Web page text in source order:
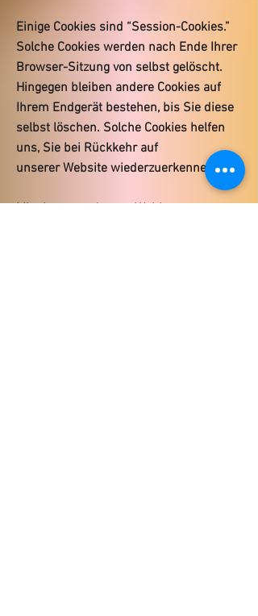
Einige Cookies sind “Session-Cookies.”
Solche Cookies werden nach Ende Ihrer
Browser-Sitzung von selbst gelöscht.
Hingegen bleiben andere Cookies auf
Ihrem Endgerät bestehen, bis Sie diese
selbst löschen. Solche Cookies helfen
uns, Sie bei Rückkehr auf
unserer Website wiederzuerkennen.